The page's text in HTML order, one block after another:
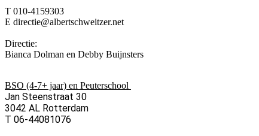
T 010-4159303
E directie@albertschweitzer.net
Directie:
Bianca Dolman en Debby Buijnsters
BSO (4-7+ jaar) en Peuterschool
Jan Steenstraat 30
3042 AL Rotterdam
T 06-44081076